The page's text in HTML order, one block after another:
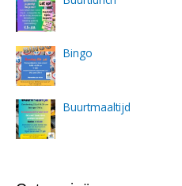
Bingo
Buurtmaaltijd